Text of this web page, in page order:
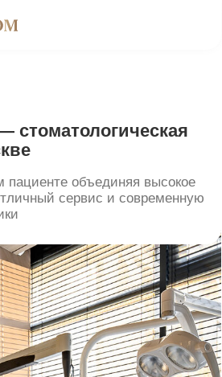
объединяя высокое
сервис и современную